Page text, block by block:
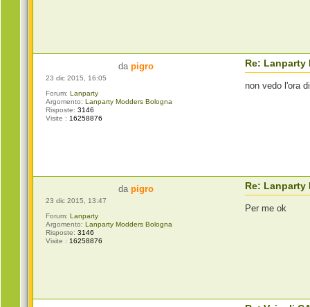
dapigro
23 dic 2015, 16:05
Forum: Lanparty
Argomento: Lanparty Modders Bologna
Risposte: 3146
Visite : 16258876
Re: Lanparty
non vedo l'ora
dapigro
23 dic 2015, 13:47
Forum: Lanparty
Argomento: Lanparty Modders Bologna
Risposte: 3146
Visite : 16258876
Re: Lanparty
Per me ok